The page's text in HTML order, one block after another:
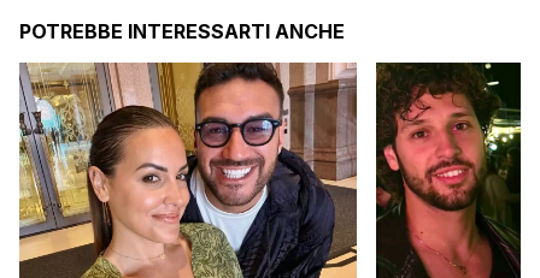
POTREBBE INTERESSARTI ANCHE